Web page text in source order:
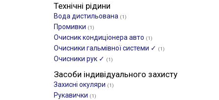
Технічні рідини
Вода дистильована (1)
Промивки (1)
Очисник кондиціонера авто (1)
Очисники гальмівної системи ✓ (1)
Очисники рук ✓ (1)
Засоби індивідуального захисту
Захисні окуляри (1)
Рукавички (1)